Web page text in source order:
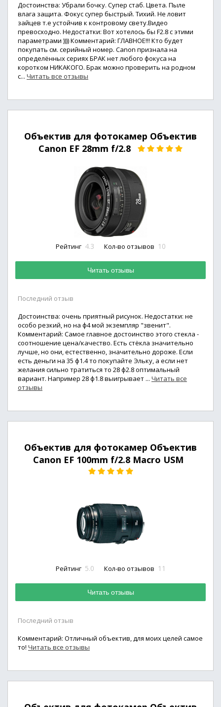
Достоинства: Убрали бочку. Супер стаб. Цвета. Пыле
влага защита. Фокус супер быстрый. Тихий. Не ловит
зайцев т.е устойчив к контровому свету.Видео
превосходно. Недостатки: Вот хотелось бы F2.8 с этими
параметрами )))) Комментарий: ГЛАВНОЕ!!! Кто будет
покупать см. серийный номер. Canon признала на
определённых сериях БРАК нет любого фокуса на
коротком НИКАКОГО. Брак можно проверить на родном
с... Читать все отзывы
Объектив для фотокамер Объектив
Canon EF 28mm f/2.8
Рейтинг 4.3 Кол-во отзывов 10
Читать отзывы
Последний отзыв
Достоинства: очень приятный рисунок. Недостатки: не
особо резкий, но на ф4 мой экземпляр "звенит".
Комментарий: Самое главное достоинство этого стекла -
соотношение цена/качество. Есть стёкла значительно
лучше, но они, естественно, значительно дороже. Если
есть деньги на 35 ф1.4 то покупайте Эльку, а если нет
желания сильно тратиться то 28 ф2.8 оптимальный
вариант. Например 28 ф1.8 выигрывает ... Читать все
отзывы
Объектив для фотокамер Объектив
Canon EF 100mm f/2.8 Macro USM
Рейтинг 5.0 Кол-во отзывов 11
Читать отзывы
Последний отзыв
Комментарий: Отличный объектив, для моих целей самое
то! Читать все отзывы